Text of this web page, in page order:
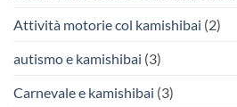
Attività motorie col kamishibai (2)
autismo e kamishibai (3)
Carnevale e kamishibai (3)